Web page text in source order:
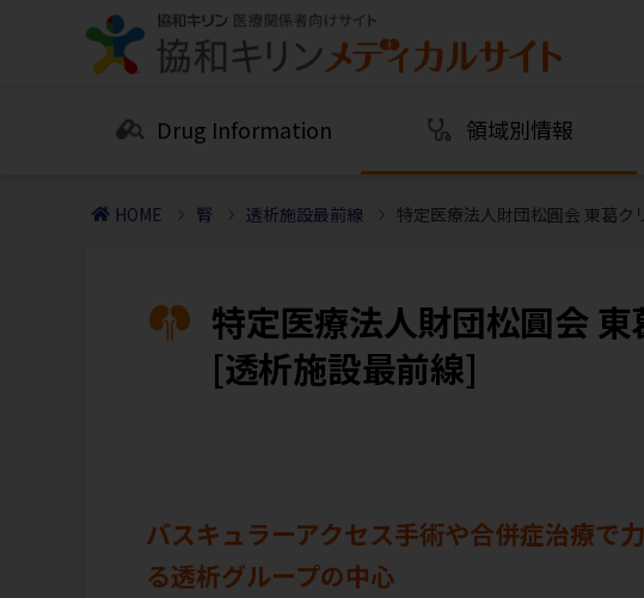
Drug Information 領域別情報
HOME 腎 透析施設最前線 特定医療法人財団松圓会 東葛ク
特定医療法人財団松圓会
[透析施設最前線]
バスキュラーアクセス手術や合併症治療で
る透析グループの中心